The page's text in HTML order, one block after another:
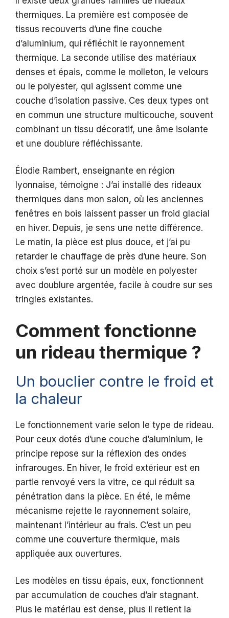
thermiques. La première est composée de
tissus recouverts d’une fine couche
d’aluminium, qui réfléchit le rayonnement
thermique. La seconde utilise des matériaux
denses et épais, comme le molleton, le velours
ou le polyester, qui agissent comme une
couche d’isolation passive. Ces deux types ont
en commun une structure multicouche, souvent
combinant un tissu décoratif, une âme isolante
et une doublure réfléchissante.
Élodie Rambert, enseignante en région
lyonnaise, témoigne : J’ai installé des rideaux
thermiques dans mon salon, où les anciennes
fenêtres en bois laissent passer un froid glacial
en hiver. Depuis, je sens une nette différence.
Le matin, la pièce est plus douce, et j’ai pu
retarder le chauffage de près d’une heure. Son
choix s’est porté sur un modèle en polyester
avec doublure argentée, facile à coudre sur ses
tringles existantes.
Comment fonctionne
un rideau thermique ?
Un bouclier contre le froid et
la chaleur
Le fonctionnement varie selon le type de rideau.
Pour ceux dotés d’une couche d’aluminium, le
principe repose sur la réflexion des ondes
infrarouges. En hiver, le froid extérieur est en
partie renvoyé vers la vitre, ce qui réduit sa
pénétration dans la pièce. En été, le même
mécanisme rejette le rayonnement solaire,
maintenant l’intérieur au frais. C’est un peu
comme une couverture thermique, mais
appliquée aux ouvertures.
Les modèles en tissu épais, eux, fonctionnent
par accumulation de couches d’air stagnant.
Plus le matériau est dense, plus il retient la